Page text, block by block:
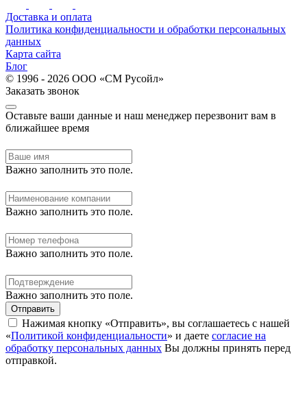
Доставка и оплата
Политика конфиденциальности и обработки персональных
данных
Карта сайта
Блог
© 1996 - 2026 ООО «СМ Русойл»
Заказать звонок
Оставьте ваши данные и наш менеджер перезвонит вам в
ближайшее время
Важно заполнить это поле.
Важно заполнить это поле.
Важно заполнить это поле.
Важно заполнить это поле.
Отправить
Нажимая кнопку «Отправить», вы соглашаетесь с нашей
«Политикой конфиденциальности» и даете согласие на
обработку персональных данных Вы должны принять перед
отправкой.